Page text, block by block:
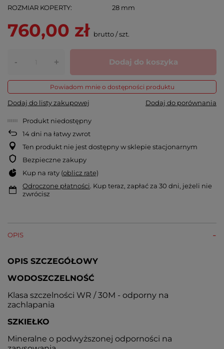
ROZMIAR KOPERTY
28 mm
760,00 zł brutto/szt.
- + Dodaj do koszyka
Powiadom mnie o dostępności produktu
Dodaj do listy zakupowej Dodaj do porównania
Produkt niedostępny
14dni na łatwy zwrot
Ten produkt nie jest dostępny w sklepie stacjonarnym
Bezpieczne zakupy
Kup na raty (oblicz ratę)
Odroczone płatności. Kup teraz, zapłać za 30 dni, jeżeli nie
zwrócisz
OPIS
OPIS SZCZEGÓŁOWY
WODOSZCZELNOŚĆ
Klasa szczelności WR / 30M - odporny na
zachlapania
SZKIEŁKO
Mineralne o podwyższonej odporności na